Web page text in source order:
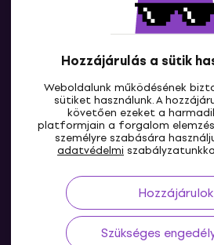
Hozzájárulás a sütik
Weboldalunk működésének
sütiket használunk. A
követően ezeket a
platformjain a forgalom
személyre szabására
adatvédelmi
Hozzájárulok
Szükséges
HU